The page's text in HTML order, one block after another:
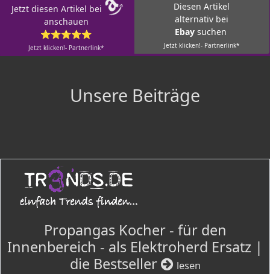
Jetzt diesen Artikel bei
anschauen
⭐⭐⭐⭐⭐
Jetzt klicken!- Partnerlink*
Diesen Artikel
alternativ bei
Ebay suchen
Jetzt klicken!- Partnerlink*
Unsere Beiträge
Propangas Kocher - für den
Innenbereich - als Elektroherd Ersatz |
die Bestseller
lesen